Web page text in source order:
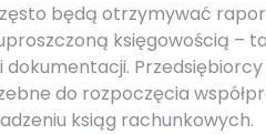
będą otrzymywać
księgowością – ta
dokumentacji. Przedsiębiorcy
do rozpoczęcia
ksiąg rachunkowych.